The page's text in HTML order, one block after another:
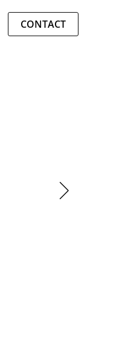
CONTACT